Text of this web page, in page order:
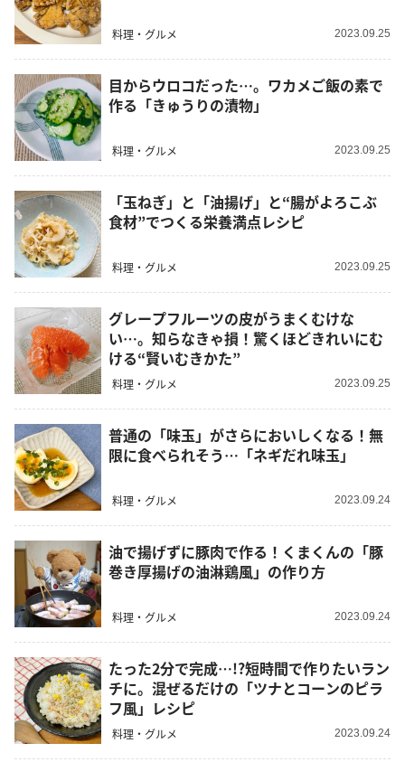
料理・グルメ 2023.09.25
目からウロコだった…。ワカメご飯の素で
作る「きゅうりの漬物」
料理・グルメ 2023.09.25
「玉ねぎ」と「油揚げ」と“腸がよろこぶ
食材”でつくる栄養満点レシピ
料理・グルメ 2023.09.25
グレープフルーツの皮がうまくむけな
い…。知らなきゃ損！驚くほどきれいにむ
ける“賢いむきかた”
料理・グルメ 2023.09.25
普通の「味玉」がさらにおいしくなる！無
限に食べられそう…「ネギだれ味玉」
料理・グルメ 2023.09.24
油で揚げずに豚肉で作る！くまくんの「豚
巻き厚揚げの油淋鶏風」の作り方
料理・グルメ 2023.09.24
たった2分で完成…!?短時間で作りたいラン
チに。混ぜるだけの「ツナとコーンのピラ
フ風」レシピ
料理・グルメ 2023.09.24